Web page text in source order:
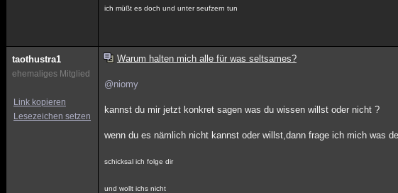
ich müßt es doch und unter seufzern tun
taothustra1
ehemaliges Mitglied
Link kopieren
Lesezeichen setzen
Warum halten mich alle für was seltsames?
@niomy
kannst du mir jetzt konkret sagen was du wissen willst oder nicht ?
wenn du es nämlich nicht kannst oder willst,dann frage ich mich was
schicksal ich folge dir
und wollt ichs nicht